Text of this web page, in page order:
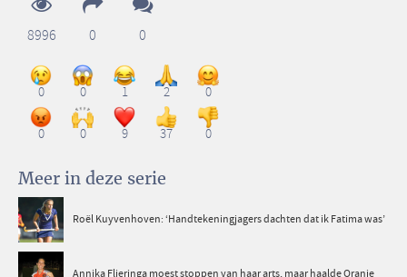
8996 0 0
0 0 1 2 0
0 0 9 37 0
Meer in deze serie
Roël Kuyvenhoven: ‘Handtekeningjagers dachten dat ik Fatima was’
Annika Flieringa moest stoppen van haar arts, maar haalde Oranje